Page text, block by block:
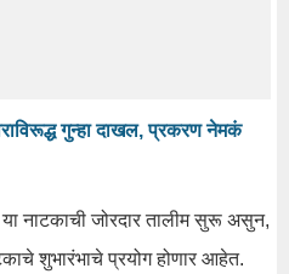
गुन्हा दाखल, प्रकरण नेमकं
या नाटकाची जोरदार तालीम सुरू असुन,
शुभारंभाचे प्रयोग होणार आहेत.